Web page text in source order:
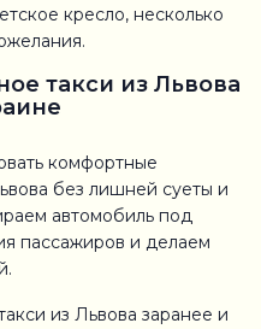
кресло, несколько
такси из Львова
комфортные
без лишней суеты и
автомобиль под
пассажиров и делаем
из Львова заранее и